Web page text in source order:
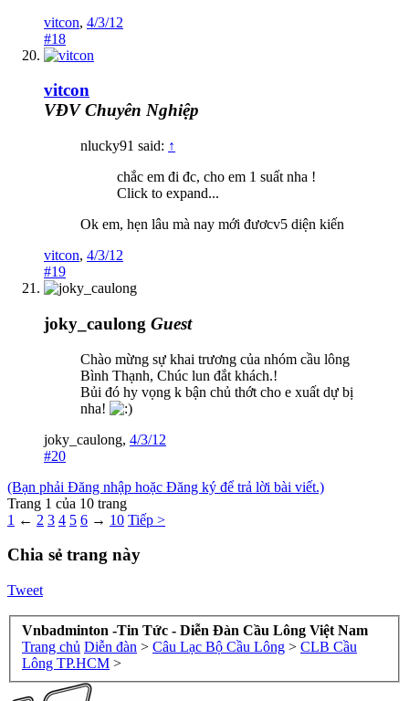
vitcon, 4/3/12
#18
vitcon
VĐV Chuyên Nghiệp
nlucky91 said: ↑
chắc em đi đc, cho em 1 suất nha !
Click to expand...
Ok em, hẹn lâu mà nay mới đươcv5 diện kiến
vitcon, 4/3/12
#19
joky_caulong Guest
Chào mừng sự khai trương của nhóm cầu lông
Bình Thạnh, Chúc lun đắt khách.!
Bủi đó hy vọng k bận chủ thớt cho e xuất dự bị
nha!
joky_caulong, 4/3/12
#20
(Bạn phải Đăng nhập hoặc Đăng ký để trả lời bài viết.)
Trang 1 của 10 trang
1 ← 2 3 4 5 6 → 10 Tiếp >
Chia sẻ trang này
Tweet
Vnbadminton -Tin Tức - Diễn Đàn Cầu Lông Việt Nam
Trang chủ Diễn đàn > Câu Lạc Bộ Cầu Lông > CLB Cầu
Lông TP.HCM >